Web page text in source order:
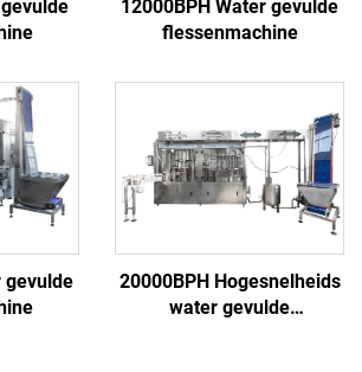
12000BPH Water gevulde
flessenmachine
gevulde
20000BPH Hogesnelheids
water gevulde